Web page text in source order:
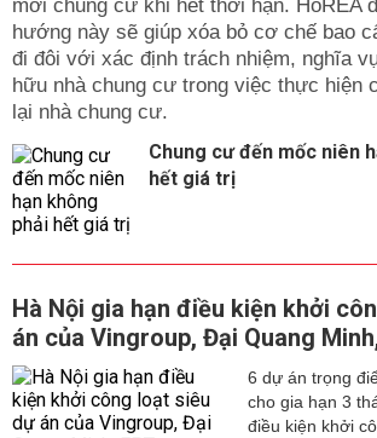
mới chung cư khi hết thời hạn. HoREA
hướng này sẽ giúp xóa bỏ cơ chế bao
đi đôi với xác định trách nhiệm, nghĩa
hữu nhà chung cư trong việc thực hiện
lại nhà chung cư.
Chung cư đến mốc niên
hết giá trị
Hà Nội gia hạn điều kiện khởi
án của Vingroup, Đại Quang
6 dự án trọng
cho gia hạn 3
điều kiện khởi